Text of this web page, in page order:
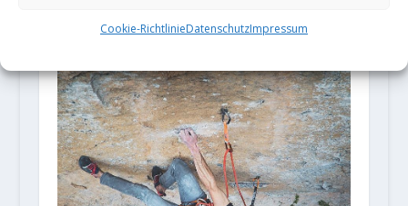
Cookie-RichtlinieDatenschutzImpressum